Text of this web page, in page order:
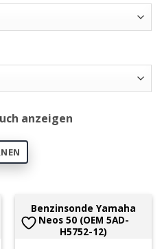
anzeigen
Benzinsonde Yamaha
Neos 50 (OEM 5AD-
H5752-12)